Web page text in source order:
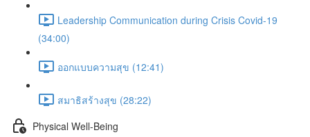
Leadership Communication during Crisis Covid-19
(34:00)
ออกแบบความสุข (12:41)
สมาธิสร้างสุข (28:22)
Physical Well-Being